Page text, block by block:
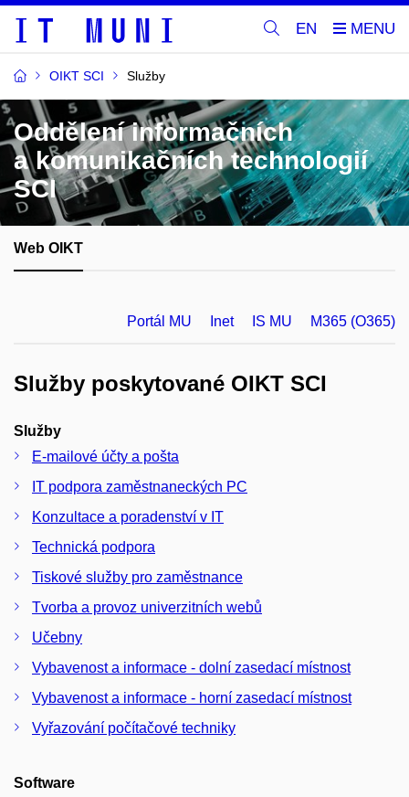
EN
OIKT SCI Služby
Oddělení informačních
a komunikačních technologií
SCI
Web OIKT
Portál MU Inet IS MU M365 (O365)
Služby poskytované OIKT SCI
Služby
E-mailové účty a pošta
IT podpora zaměstnaneckých PC
Konzultace a poradenství v IT
Technická podpora
Tiskové služby pro zaměstnance
Tvorba a provoz univerzitních webů
Učebny
Vybavenost a informace - dolní zasedací místnost
Vybavenost a informace - horní zasedací místnost
Vyřazování počítačové techniky
Software